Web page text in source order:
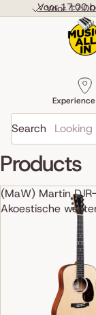
Voor
Voor 17:00
Search
Products
(MaW) Martin
Akoestische